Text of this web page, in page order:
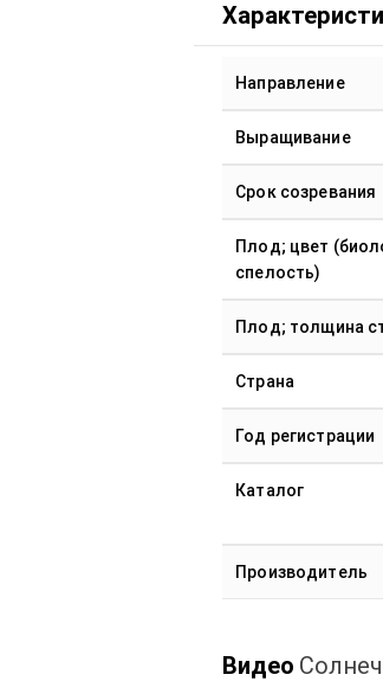
Направление
Выращивание
Срок созревания
Плод; цвет
спелость)
Плод; толщина
Страна
Год регистрации
Каталог
Производитель
Видео